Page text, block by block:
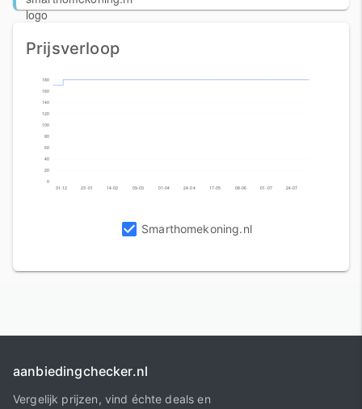
Prijsverloop
0
20
40
60
80
100
120
140
160
180
31-12 23-01 14-02 09-03 01-04 24-04 17-05 08-06 01-07 24-07
Smarthomekoning.nl
aanbiedingchecker.nl
Vergelijk prijzen, vind échte deals en